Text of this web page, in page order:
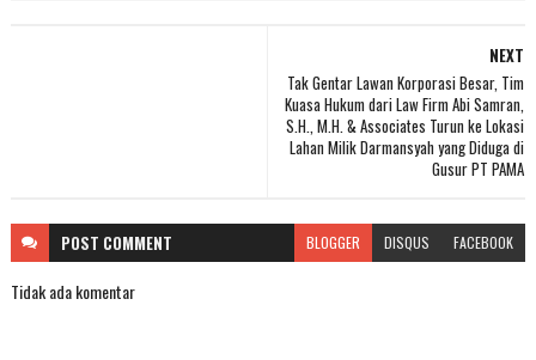
NEXT
Tak Gentar Lawan Korporasi Besar, Tim
Kuasa Hukum dari Law Firm Abi Samran,
S.H., M.H. & Associates Turun ke Lokasi
Lahan Milik Darmansyah yang Diduga di
Gusur PT PAMA
POST COMMENT BLOGGER DISQUS FACEBOOK
Tidak ada komentar